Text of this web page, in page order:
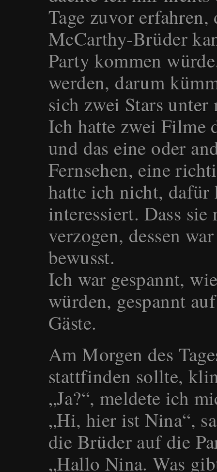
Tage zuvor erfahren,
McCarthy-Brüder
Party kommen
werden, darum
sich zwei Stars unter
Ich hatte zwei Filme
und das eine oder
Fernsehen, eine
hatte ich nicht, dafür
interessiert. Dass
verzogen, dessen
bewusst.
Ich war gespannt,
würden, gespannt
Gäste.
Am Morgen des
stattfinden sollte,
„Ja?“, meldete ich
„Hi, hier ist Nina“,
die Brüder auf die
„Hallo Nina. Was